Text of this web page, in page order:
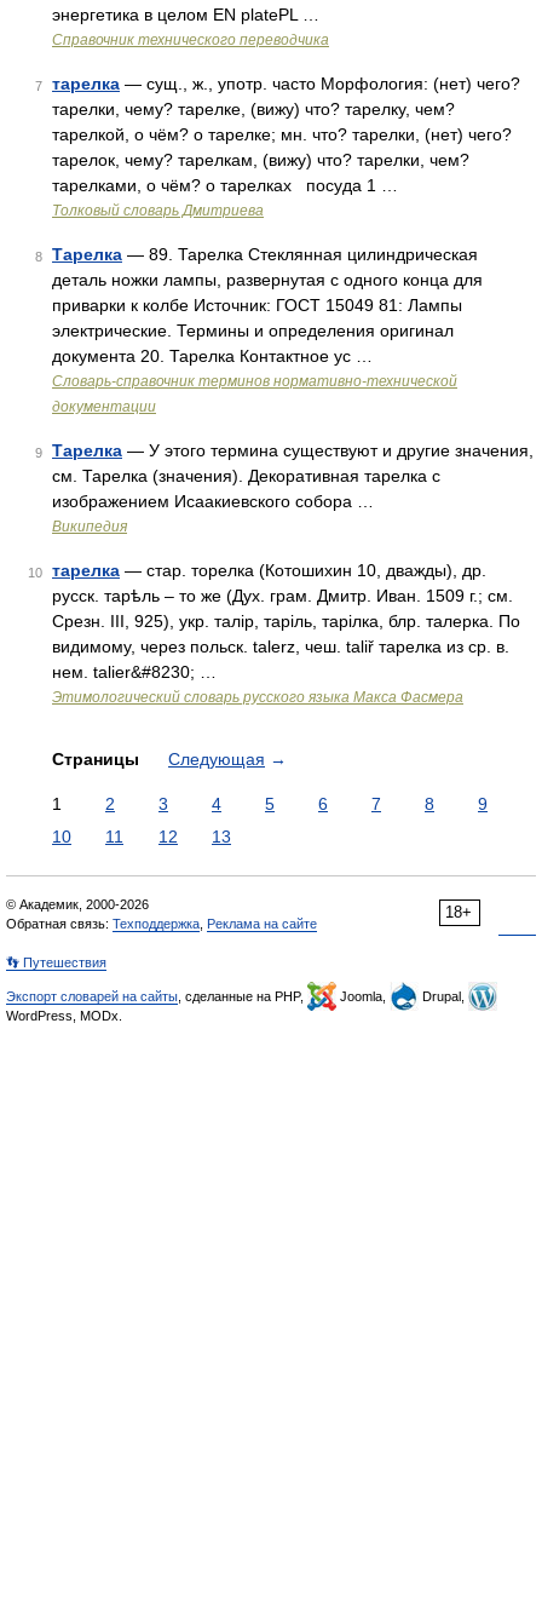
энергетика в целом EN platePL …
Справочник технического переводчика
7 тарелка — сущ., ж., употр. часто Морфология: (нет) чего?
тарелки, чему? тарелке, (вижу) что? тарелку, чем?
тарелкой, о чём? о тарелке; мн. что? тарелки, (нет) чего?
тарелок, чему? тарелкам, (вижу) что? тарелки, чем?
тарелками, о чём? о тарелках посуда 1 …
Толковый словарь Дмитриева
8 Тарелка — 89. Тарелка Стеклянная цилиндрическая
деталь ножки лампы, развернутая с одного конца для
приварки к колбе Источник: ГОСТ 15049 81: Лампы
электрические. Термины и определения оригинал
документа 20. Тарелка Контактное ус …
Словарь-справочник терминов нормативно-технической
документации
9 Тарелка — У этого термина существуют и другие значения,
см. Тарелка (значения). Декоративная тарелка с
изображением Исаакиевского собора …
Википедия
10 тарелка — стар. торелка (Котошихин 10, дважды), др.
русск. тарѣль – то же (Дух. грам. Дмитр. Иван. 1509 г.; см.
Срезн. III, 925), укр. талiр, тарiль, тарiлка, блр. талерка. По
видимому, через польск. talerz, чеш. taliř тарелка из ср. в.
нем. talier&#8230; …
Этимологический словарь русского языка Макса Фасмера
Страницы Следующая →
1 2 3 4 5 6 7 8
9
10
11 12 13
18+
© Академик, 2000-2026
Обратная связь: Техподдержка Реклама на сайте
👣 Путешествия
Экспорт словарей на сайты , сделанные на PHP, Joomla,
Drupal,
WordPress, MODx.